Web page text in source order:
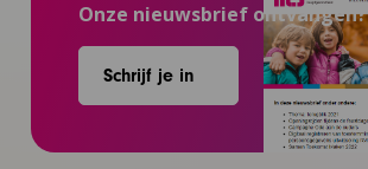
Onze nieuwsbrief ontvangen?
Schrijf je in